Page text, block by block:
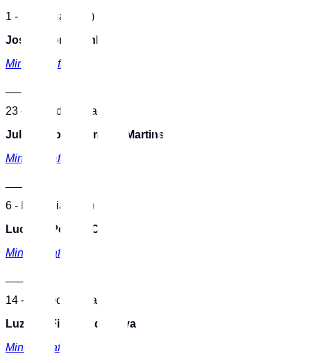
1 - ID Mediador(a)
José Antonio Pinho
Minibiografia
23 - ID Mediador(a)
Juliana Porto Campos Martins
Minibiografia
6 - ID Mediador(a)
Luciana Pereira Correa
Minibiografia
14 - ID Mediador(a)
Luziene Fiorotto da Silva
Minibiografia